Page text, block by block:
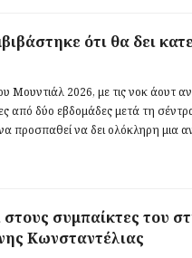
ότι θα δει
2026, με τις νοκ άουτ
από δύο εβδομάδες μετά τη
προσπαθεί να δει ολόκληρη μια
στους συμπαίκτες του
Κωνσταντέλιας